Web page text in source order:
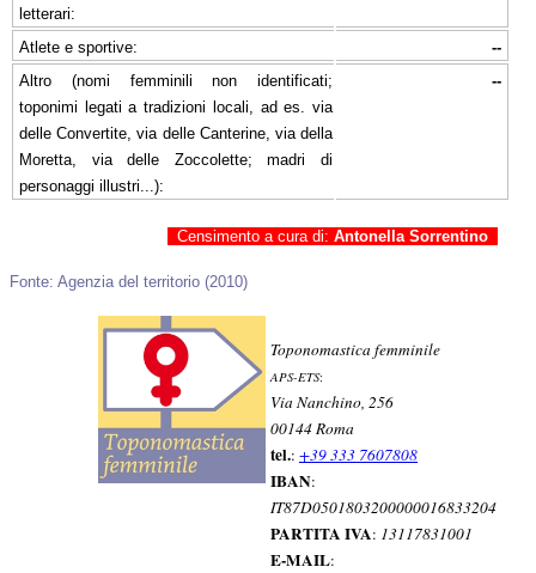
letterari:
Atlete e sportive:
--
Altro (nomi femminili non identificati;
toponimi legati a tradizioni locali, ad es. via
delle Convertite, via delle Canterine, via della
Moretta, via delle Zoccolette; madri di
personaggi illustri...):
--
Censimento a cura di: Antonella Sorrentino
Fonte: Agenzia del territorio (2010)
Toponomastica femminile
APS-ETS:
Via Nanchino, 256
00144 Roma
tel.: +39 333 7607808
IBAN:
IT87D0501803200000016833204
PARTITA IVA: 13117831001
E-MAIL: